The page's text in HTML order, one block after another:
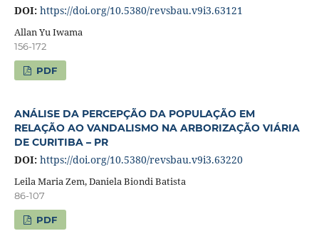
DOI: https://doi.org/10.5380/revsbau.v9i3.63121
Allan Yu Iwama
156-172
PDF
ANÁLISE DA PERCEPÇÃO DA POPULAÇÃO EM
RELAÇÃO AO VANDALISMO NA ARBORIZAÇÃO VIÁRIA
DE CURITIBA – PR
DOI: https://doi.org/10.5380/revsbau.v9i3.63220
Leila Maria Zem, Daniela Biondi Batista
86-107
PDF